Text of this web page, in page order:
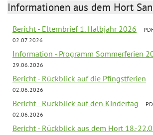
Informationen aus dem Hort
Bericht - Elternbrief 1. Halbjahr 2026
02.07.2026
Information - Programm Sommerferien
29.06.2026
Bericht - Rückblick auf die Pfingstferien
02.06.2026
Bericht - Rückblick auf den Kindertag
02.06.2026
Bericht - Rückblick aus dem Hort 18.-